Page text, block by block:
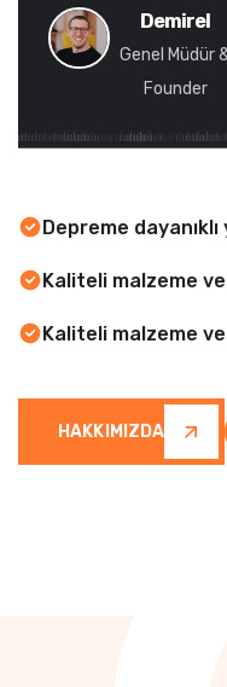
Demirel
Genel Müdür
Founder
Depreme dayanıklı
Kaliteli malzeme
Kaliteli malzeme
HAKKIMIZDA